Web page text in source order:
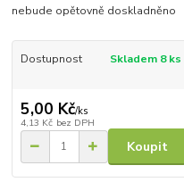
nebude opětovně doskladněno
Dostupnost Skladem 8 ks
5,00 Kč/ks
4,13 Kč bez DPH
Koupit